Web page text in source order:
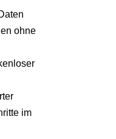
ohne
im